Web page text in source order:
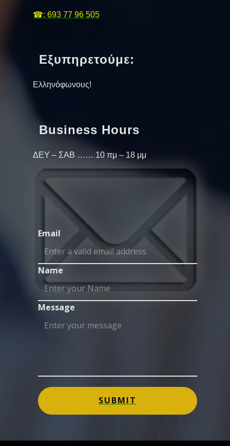
☎: 693 77 96 505
Εξυπηρετούμε:
Ελληνόφωνους!
Business Hours
ΔΕΥ – ΣΑΒ …… 10 πμ – 18 μμ
Email
Name
Message
SUBMIT